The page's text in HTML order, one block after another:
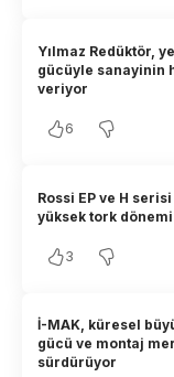
Yılmaz Redüktör,
gücüyle sanayinin
veriyor
6
Rossi EP ve H
yüksek tork dönemi
3
İ-MAK, küresel
gücü ve montaj
sürdürüyor